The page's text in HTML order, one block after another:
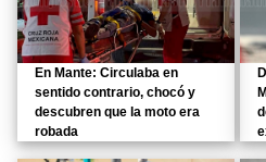
En Mante: Circulaba en
sentido contrario, chocó y
descubren que la moto era
robada